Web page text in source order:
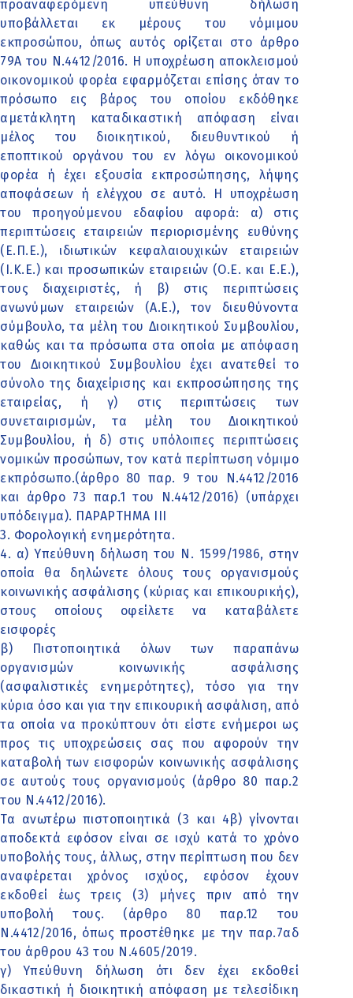
προαναφερόμενη υπεύθυνη δήλωση
υποβάλλεται εκ μέρους του νόμιμου
εκπροσώπου, όπως αυτός ορίζεται στο άρθρο
79Α του Ν.4412/2016. Η υποχρέωση αποκλεισμού
οικονομικού φορέα εφαρμόζεται επίσης όταν το
πρόσωπο εις βάρος του οποίου εκδόθηκε
αμετάκλητη καταδικαστική απόφαση είναι
μέλος του διοικητικού, διευθυντικού ή
εποπτικού οργάνου του εν λόγω οικονομικού
φορέα ή έχει εξουσία εκπροσώπησης, λήψης
αποφάσεων ή ελέγχου σε αυτό. Η υποχρέωση
του προηγούμενου εδαφίου αφορά: α) στις
περιπτώσεις εταιρειών περιορισμένης ευθύνης
(Ε.Π.Ε.), ιδιωτικών κεφαλαιουχικών εταιρειών
(Ι.Κ.Ε.) και προσωπικών εταιρειών (Ο.Ε. και Ε.Ε.),
τους διαχειριστές, ή β) στις περιπτώσεις
ανωνύμων εταιρειών (Α.Ε.), τον διευθύνοντα
σύμβουλο, τα μέλη του Διοικητικού Συμβουλίου,
καθώς και τα πρόσωπα στα οποία με απόφαση
του Διοικητικού Συμβουλίου έχει ανατεθεί το
σύνολο της διαχείρισης και εκπροσώπησης της
εταιρείας, ή γ) στις περιπτώσεις των
συνεταιρισμών, τα μέλη του Διοικητικού
Συμβουλίου, ή δ) στις υπόλοιπες περιπτώσεις
νομικών προσώπων, τον κατά περίπτωση νόμιμο
εκπρόσωπο.(άρθρο 80 παρ. 9 του Ν.4412/2016
και άρθρο 73 παρ.1 του Ν.4412/2016) (υπάρχει
υπόδειγμα). ΠΑΡΑΡΤΗΜΑ ΙΙΙ
3. Φορολογική ενημερότητα.
4. α) Υπεύθυνη δήλωση του Ν. 1599/1986, στην
οποία θα δηλώνετε όλους τους οργανισμούς
κοινωνικής ασφάλισης (κύριας και επικουρικής),
στους οποίους οφείλετε να καταβάλετε
εισφορές
β) Πιστοποιητικά όλων των παραπάνω
οργανισμών κοινωνικής ασφάλισης
(ασφαλιστικές ενημερότητες), τόσο για την
κύρια όσο και για την επικουρική ασφάλιση, από
τα οποία να προκύπτουν ότι είστε ενήμεροι ως
προς τις υποχρεώσεις σας που αφορούν την
καταβολή των εισφορών κοινωνικής ασφάλισης
σε αυτούς τους οργανισμούς (άρθρο 80 παρ.2
του Ν.4412/2016).
Τα ανωτέρω πιστοποιητικά (3 και 4β) γίνονται
αποδεκτά εφόσον είναι σε ισχύ κατά το χρόνο
υποβολής τους, άλλως, στην περίπτωση που δεν
αναφέρεται χρόνος ισχύος, εφόσον έχουν
εκδοθεί έως τρεις (3) μήνες πριν από την
υποβολή τους. (άρθρο 80 παρ.12 του
Ν.4412/2016, όπως προστέθηκε με την παρ.7αδ
του άρθρου 43 του Ν.4605/2019.
γ) Υπεύθυνη δήλωση ότι δεν έχει εκδοθεί
δικαστική ή διοικητική απόφαση με τελεσίδικη